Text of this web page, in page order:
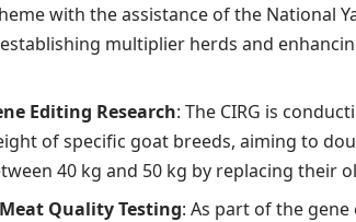
with the assistance of the National
multiplier herds and
Editing Research: The CIRG is
of specific goat breeds, aiming to
40 kg and 50 kg by replacing their
Meat Quality Testing: As part of the